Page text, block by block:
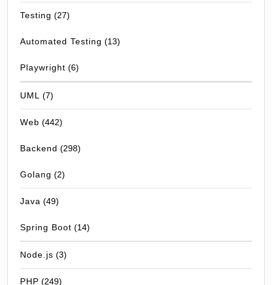
Testing (27)
Automated Testing (13)
Playwright (6)
UML (7)
Web (442)
Backend (298)
Golang (2)
Java (49)
Spring Boot (14)
Node.js (3)
PHP (249)